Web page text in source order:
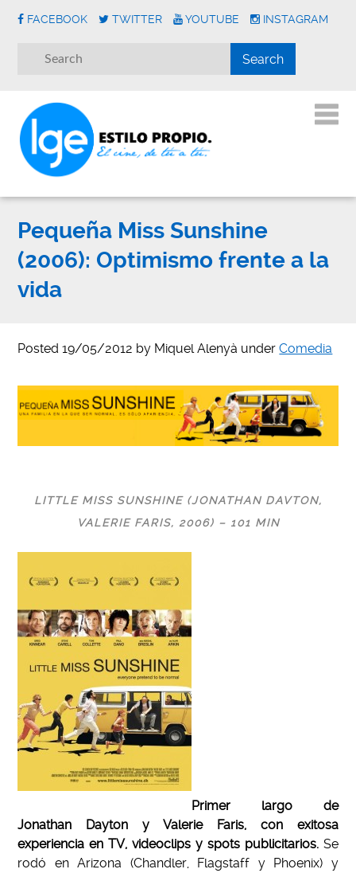
FACEBOOK TWITTER YOUTUBE INSTAGRAM
Pequeña Miss Sunshine
(2006): Optimismo frente a la
vida
Posted19/05/2012 by Miquel Alenyà underComedia
LITTLE MISS SUNSHINE (JONATHAN DAVTON,
VALERIE FARIS, 2006) – 101 MIN
Primer largo de
Jonathan Dayton y Valerie Faris, con exitosa
experiencia en TV, videoclips y spots publicitarios.Se
rodó en Arizona (Chandler, Flagstaff y Phoenix) y